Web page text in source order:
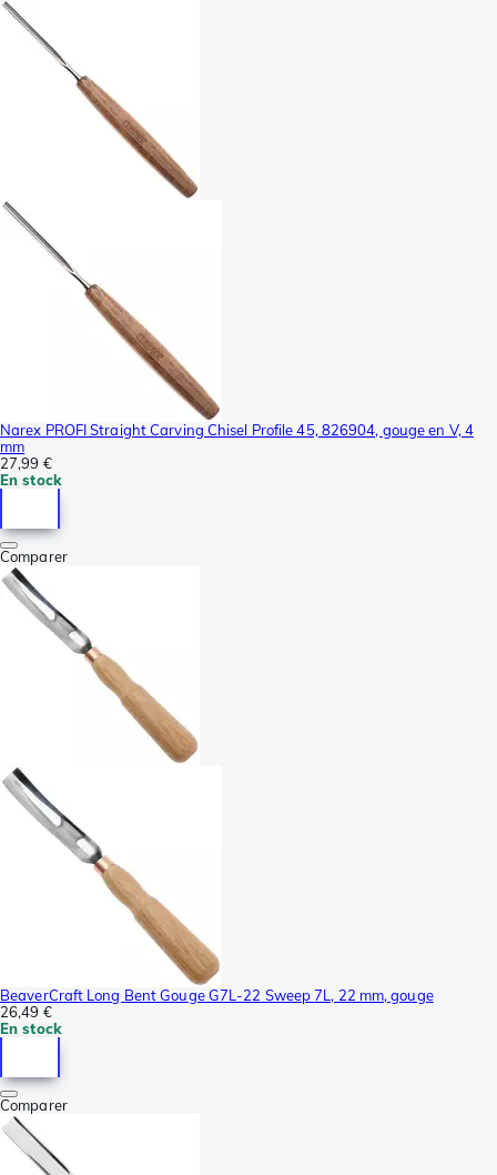
Narex PROFI Straight Carving Chisel Profile 45, 826904, gouge en V, 4
mm
27,99 €
En stock
Comparer
BeaverCraft Long Bent Gouge G7L-22 Sweep 7L, 22 mm, gouge
26,49 €
En stock
Comparer